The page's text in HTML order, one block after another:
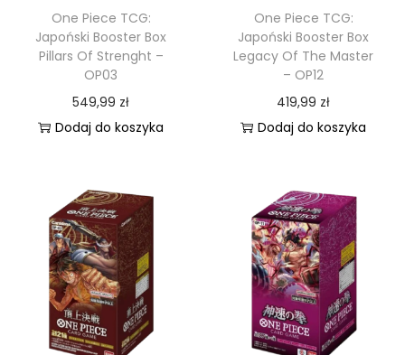
One Piece TCG:
Japoński Booster Box
Pillars Of Strenght –
OP03
549,99 zł
Dodaj do koszyka
One Piece TCG:
Japoński Booster Box
Legacy Of The Master
– OP12
419,99 zł
Dodaj do koszyka